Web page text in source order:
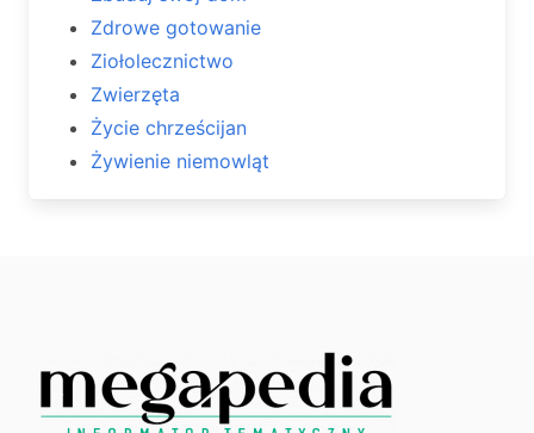
Zdrowe gotowanie
Ziołolecznictwo
Zwierzęta
Życie chrześcijan
Żywienie niemowląt